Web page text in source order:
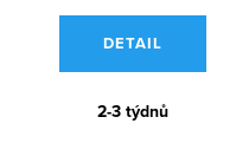
DETAIL
2-3 týdnů